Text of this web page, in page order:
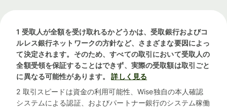
1 受取人が全額を受け取れるかどうかは、受取銀行およびコ
ルレス銀行ネットワークの方針など、さまざまな要因によっ
て決定されます。そのため、すべての取引において受取人の
全額受領を保証することはできず、実際の受取額は取引ごと
に異なる可能性があります。
詳しく見る
2 取引スピードは資金の利用可能性、Wise独自の本人確認
システムによる認証、およびパートナー銀行のシステム稼働